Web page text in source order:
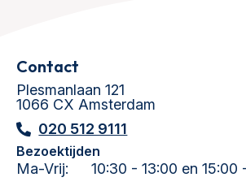
Contact
Plesmanlaan 121
1066 CX Amsterdam
020 512 9111
Bezoektijden
Ma-Vrij:
10:30 - 13:00 en 15:00